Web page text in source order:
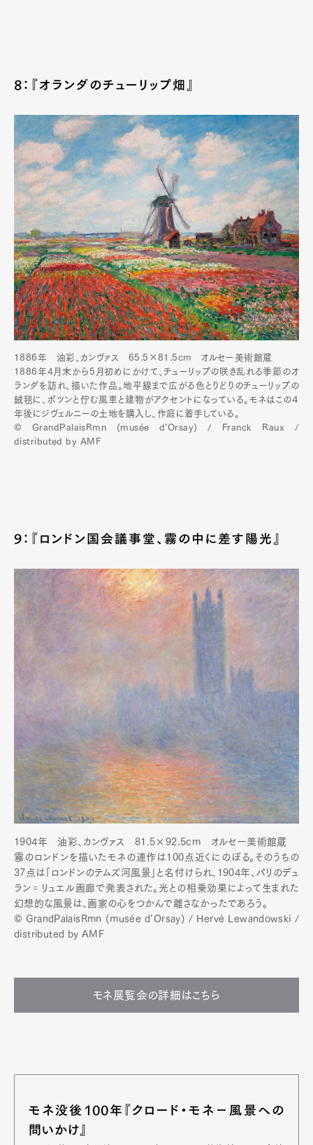
8：『オランダのチューリップ畑』
1886年 油彩、カンヴァス 65.5×81.5cm︎ オルセー美術館蔵
1886年4月末から5月初めにかけて、チューリップの咲き乱れる季節のオ
ランダを訪れ、描いた作品。地平線まで広がる色とりどりのチューリップの
絨毯に、ポツンと佇む風車と建物がアクセントになっている。モネはこの４
年後にジヴェルニーの土地を購入し、作庭に着手している。
© GrandPalaisRmn (musée d’Orsay) / Franck Raux /
distributed by AMF
9：『ロンドン国会議事堂、霧の中に差す陽光』
1904年 油彩、カンヴァス 81.5×92.5cm
オルセー美術館蔵
霧のロンドンを描いたモネの連作は100点近くにのぼる。そのうちの
37点は「ロンドンのテムズ河風景」と名付けられ、1904年、パリのデュ
ラン゠リュエル画廊で発表された。光との相乗効果によって生まれた
幻想的な風景は、画家の心をつかんで離さなかったであろう。
© GrandPalaisRmn (musée d’Orsay) / Hervé Lewandowski /
distributed by AMF
モネ展覧会の詳細はこちら
モネ没後100年『クロード・モネ−風景への
問いかけ』